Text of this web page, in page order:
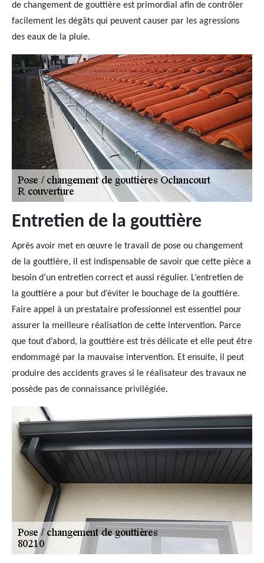
de changement de gouttière est primordial afin de contrôler
facilement les dégâts qui peuvent causer par les agressions
des eaux de la pluie.
Entretien de la gouttière
Après avoir met en œuvre le travail de pose ou changement
de la gouttière, il est indispensable de savoir que cette pièce a
besoin d’un entretien correct et aussi régulier. L’entretien de
la gouttière a pour but d’éviter le bouchage de la gouttière.
Faire appel à un prestataire professionnel est essentiel pour
assurer la meilleure réalisation de cette intervention. Parce
que tout d’abord, la gouttière est très délicate et elle peut être
endommagé par la mauvaise intervention. Et ensuite, il peut
produire des accidents graves si le réalisateur des travaux ne
possède pas de connaissance privilégiée.